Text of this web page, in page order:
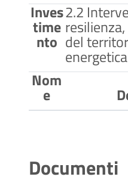
Inves
time
nto
2.2
del
Nom
e
Documenti